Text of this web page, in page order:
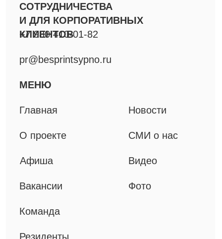
Все права защищены, 2025
ИП Приц А.П.
Фестиваль Короткой
Новой прозы
Мерч
Решения для B2B
Специальные проекты
Технические материалы
Политика конфиденциальности